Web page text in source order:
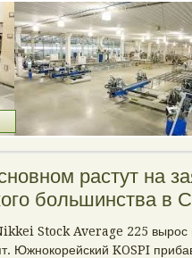
растут на
большинства в
Stock Average 225
Южнокорейский KOSPI